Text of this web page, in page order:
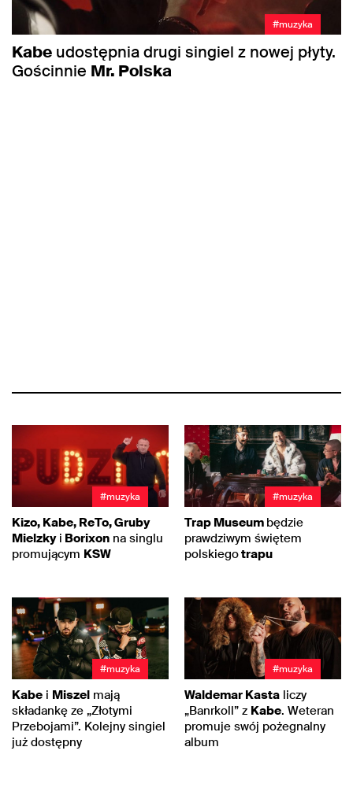
#muzyka
Kabe udostępnia drugi singiel z nowej płyty.
Gościnnie Mr. Polska
#muzyka
Kizo, Kabe, ReTo, Gruby
Mielzkyi Borixon na singlu
promującym KSW
#muzyka
Trap Museum będzie
prawdziwym świętem
polskiegotrapu
#muzyka
Kabe i Miszel mają
składankę ze „Złotymi
Przebojami”. Kolejny singiel
już dostępny
#muzyka
Waldemar Kasta liczy
„Banrkoll” z Kabe. Weteran
promuje swój pożegnalny
album